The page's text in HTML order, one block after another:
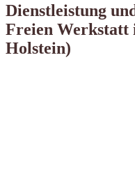
Dienstleistung
Freien Werkstatt
Holstein)